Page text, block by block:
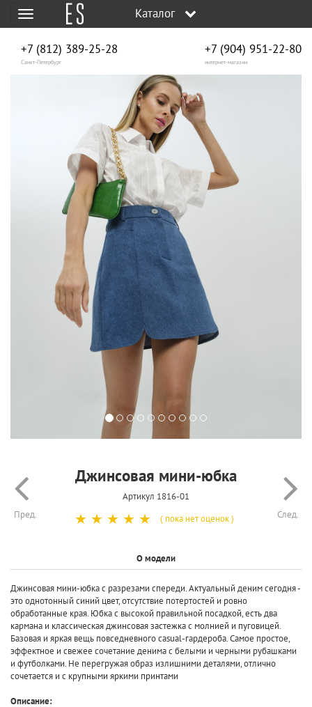
Меню Каталог
+7 (812) 389-25-28
Санкт-Петербург
+7 (904) 951‑22‑80
интернет-магазин
Пред.
Джинсовая мини-юбка
Артикул 1816-01
След.
☆
☆
☆
☆
☆ ( пока нет оценок )
О модели
Джинсовая мини-юбка с разрезами спереди. Актуальный деним сегодня -
это однотонный синий цвет, отсутствие потертостей и ровно
обработанные края. Юбка с высокой правильной посадкой, есть два
кармана и классическая джинсовая застежка с молнией и пуговицей.
Базовая и яркая вещь повседневного casual-гардероба. Самое простое,
эффектное и свежее сочетание денима с белыми и черными рубашками
и футболками. Не перегружая образ излишними деталями, отлично
сочетается и с крупными яркими принтами
Описание: